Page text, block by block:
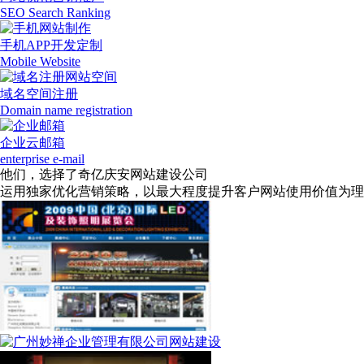
SEO Search Ranking
手机APP开发定制
Mobile Website
域名空间注册
Domain name registration
企业云邮箱
enterprise e-mail
他们，选择了奇亿庆安网站建设公司
运用独家优化营销策略，以最大程度提升客户网站使用价值为